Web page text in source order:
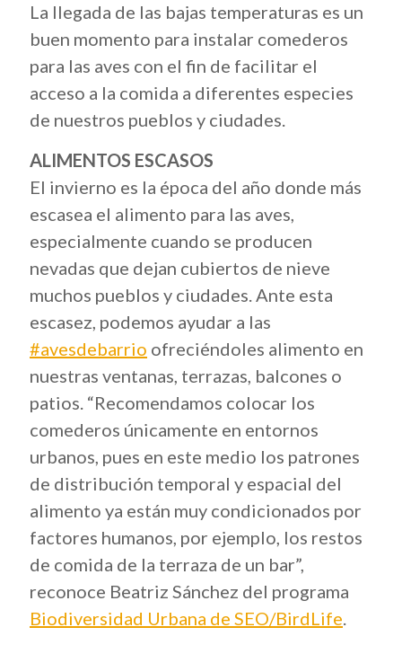
La llegada de las bajas temperaturas es un
buen momento para instalar comederos
para las aves con el fin de facilitar el
acceso a la comida a diferentes especies
de nuestros pueblos y ciudades.
ALIMENTOS ESCASOS
El invierno es la época del año donde más
escasea el alimento para las aves,
especialmente cuando se producen
nevadas que dejan cubiertos de nieve
muchos pueblos y ciudades. Ante esta
escasez, podemos ayudar a las
#avesdebarrio ofreciéndoles alimento en
nuestras ventanas, terrazas, balcones o
patios. “Recomendamos colocar los
comederos únicamente en entornos
urbanos, pues en este medio los patrones
de distribución temporal y espacial del
alimento ya están muy condicionados por
factores humanos, por ejemplo, los restos
de comida de la terraza de un bar”,
reconoce Beatriz Sánchez del programa
Biodiversidad Urbana de SEO/BirdLife.